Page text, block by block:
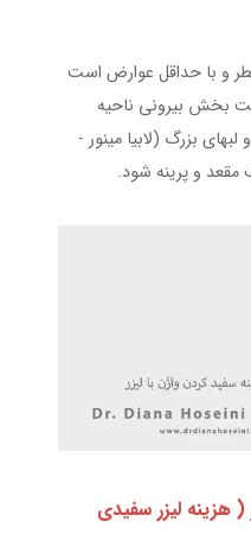
و با حداقل عوارض است
بخش بیرونی ناحیه
بزرگ (لابیا مینور -
مقعد و پرینه شود.
( هزینه لیزر سفیدی